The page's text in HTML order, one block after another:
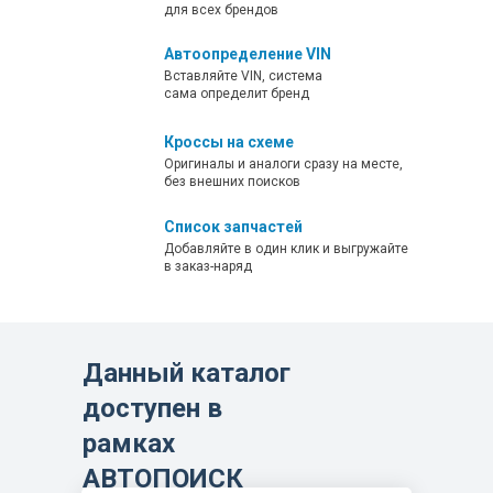
Parts Catalog 0CS10-M56000EN
Catalog 0CS10-M55100EN
Carrier C50R-5 Engine 4TNV94CHT-NTBC
Parts Catalog 0CK50-M00750EN
Carrier C50R-5 Parts Catalog
Carrier C50R-5A Parts Catalog
CP664ENMA00100
Compact Track Loader T175 Parts
Catalog 0CS10-M56900
Compact Track Loader T210 Parts
Catalog 0CK50-M00120
Список запчастей
Добавляйте в один клик и выгружайте
в заказ-наряд
Кроссы на схеме
Оригиналы и аналоги сразу на месте,
без внешних поисков
Автоопределение VIN
Вставляйте VIN, система
сама определит бренд
для всех брендов
Данный каталог
доступен в
рамках
АВТОПОИСК